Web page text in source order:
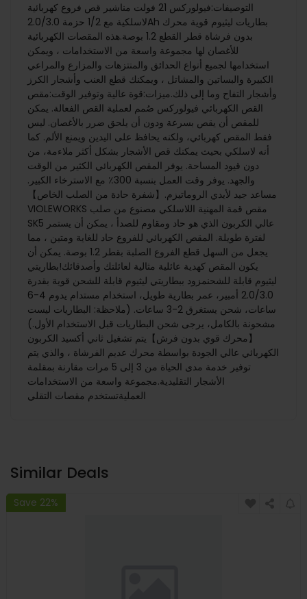
التوصيفات:فيولوركس 21 فولت مناشير قص فروع كهربائية
لاسلكية مع 1/2 حزمة 2.0/3.0Ah بطاريات ليثيوم قوية محرك
بدون فرشاة قطر القطع 1.2 بوصة.هذه المقصات الكهربائية
للأغصان لها مجموعة واسعة من الاستخدامات ، ويمكن
استخدامها لجميع أنواع الحدائق والمنتزهات والمزارع والمراعي
الكبيرة والبساتين والمشاتل ، ويمكنك قطع العنب وأشجار الكرز
وأشجار التفاح وما إلى ذلك.ميزات:قوة عالية وتوفير الوقت:مقص
القص الكهربائي فيولوركس صُمم لعملية القص الفعالة. يمكن
للمقص أن يقص بسرعة ودون أن يلحق ضرر بالأغصان. ليس
فقط المقص كهربائي، ولكنه يحافظ على اليدين ويمنع الألم. كما
أنه لاسلكي بحيث يمكنك قص الأشجار بشكل أكثر ملاءمة، من
دون قيود المساحة. يوفر المقص الكهربائي الكثير من الوقت
والجهد. يوفر وقت العمل بنسبة 300٪ مع الاسترخاء الكبير.
مساعد جيد لأيدي الروماتيزم.【شفرة حادة من الصلب الخاص】
VIOLEWORKS مقص قمة المهنية اللاسلكي مصنوع من صلب
SK5 عالي الكربون الذي هو حاد ومقاوم للصدأ ، يمكن أن يستمر
لفترة طويلة. المقص الكهربائي للفروع حاد للغاية ومتين ، مما
يجعل من السهل قطع الفروع الصلبة بقطر 1.2 بوصة. يمكن أن
يكون المقص كهدية عائلية مثالية لعائلتك وأصدقائك!بطاريتي
ليثيوم قابلة للشحنمزود ببطاريتي ليثيوم قابلة للشحن قوية بقدرة
2.0/3.0 أمبير، عمر بطارية طويل، استخدام مستدام يدوم 4-6
ساعات، شحن يستغرق 2-3 ساعات. (ملاحظة: البطاريات ليست
مشحونة بالكامل، يرجى شحن البطاريات قبل الاستخدام الأول.)
【محرك قوي بدون فرش】يتم تشغيل ثاني أكسيد الكربون
الكهربائي عالي الجودة بواسطة محرك عديم الفرشاة ، والذي يتم
توفير خدمة مدى الحياة من 3 إلى 5 مرات مقارنة بمقلمة
الأشجار التقليدية.مجموعة واسعة من الاستخدامات
العمليةتستخدم مقصات التقلي
Similar Deals
Save 22%